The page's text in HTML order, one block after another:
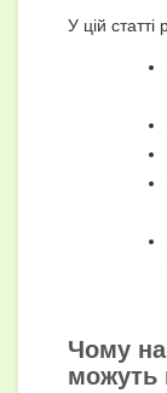
У цій
Чому
можуть